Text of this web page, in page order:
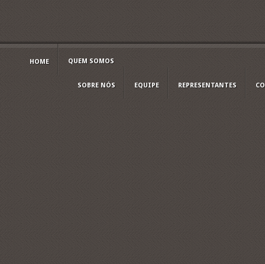
HOME QUEM SOMOS
SOBRE NÓS EQUIPE REPRESENTANTES